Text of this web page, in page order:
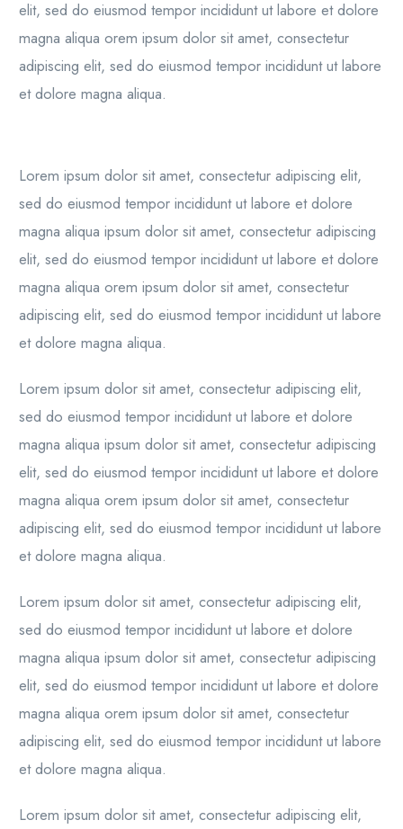
elit, sed do eiusmod tempor incididunt ut labore et dolore
magna aliqua orem ipsum dolor sit amet, consectetur
adipiscing elit, sed do eiusmod tempor incididunt ut labore
et dolore magna aliqua.
Lorem ipsum dolor sit amet, consectetur adipiscing elit,
sed do eiusmod tempor incididunt ut labore et dolore
magna aliqua ipsum dolor sit amet, consectetur adipiscing
elit, sed do eiusmod tempor incididunt ut labore et dolore
magna aliqua orem ipsum dolor sit amet, consectetur
adipiscing elit, sed do eiusmod tempor incididunt ut labore
et dolore magna aliqua.
Lorem ipsum dolor sit amet, consectetur adipiscing elit,
sed do eiusmod tempor incididunt ut labore et dolore
magna aliqua ipsum dolor sit amet, consectetur adipiscing
elit, sed do eiusmod tempor incididunt ut labore et dolore
magna aliqua orem ipsum dolor sit amet, consectetur
adipiscing elit, sed do eiusmod tempor incididunt ut labore
et dolore magna aliqua.
Lorem ipsum dolor sit amet, consectetur adipiscing elit,
sed do eiusmod tempor incididunt ut labore et dolore
magna aliqua ipsum dolor sit amet, consectetur adipiscing
elit, sed do eiusmod tempor incididunt ut labore et dolore
magna aliqua orem ipsum dolor sit amet, consectetur
adipiscing elit, sed do eiusmod tempor incididunt ut labore
et dolore magna aliqua.
Lorem ipsum dolor sit amet, consectetur adipiscing elit,